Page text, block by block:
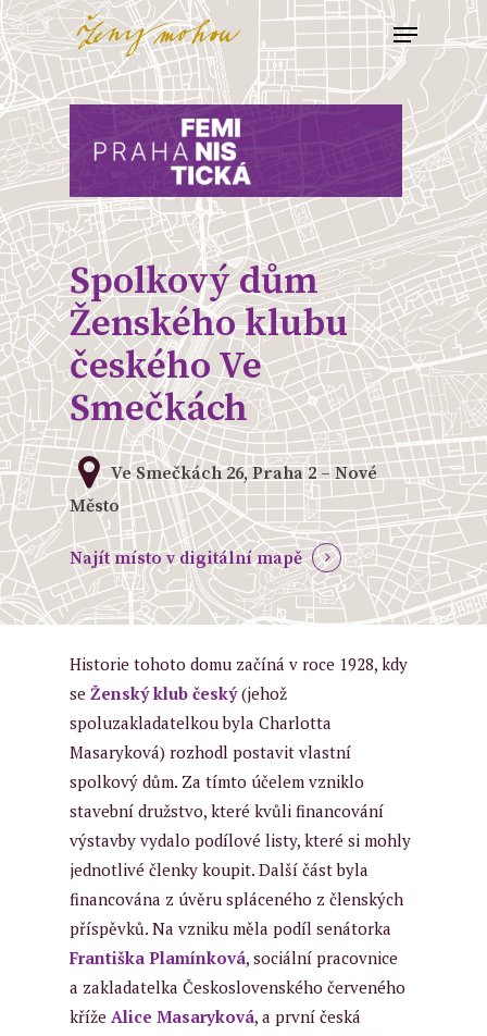
Skip
to
main
content
Menu
Spolkový dům
Ženského klubu
českého Ve
Smečkách
Ve Smečkách 26, Praha 2 – Nové
Město
Najít místo v digitální mapě
Historie tohoto domu začíná v roce 1928, kdy
seŽenský klub český(jehož
spoluzakladatelkou byla Charlotta
Masaryková) rozhodl postavit vlastní
spolkový dům. Za tímto účelem vzniklo
stavební družstvo, které kvůli financování
výstavby vydalo podílové listy, které si mohly
jednotlivé členky koupit. Další část byla
financována z úvěru spláceného z členských
příspěvků. Na vzniku měla podíl senátorka
Františka Plamínková, sociální pracovnice
a zakladatelka Československého červeného
kříže Alice Masaryková, a první česká
Close
Menu